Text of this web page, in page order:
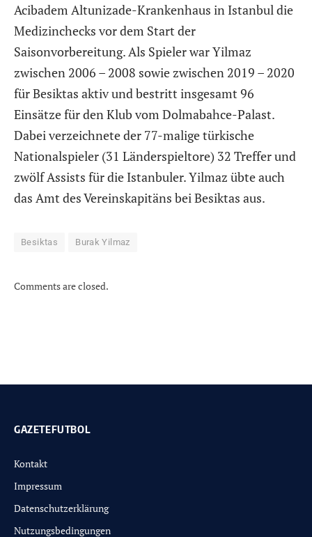
Acibadem Altunizade-Krankenhaus in Istanbul die
Medizinchecks vor dem Start der
Saisonvorbereitung. Als Spieler war Yilmaz
zwischen 2006 – 2008 sowie zwischen 2019 – 2020
für Besiktas aktiv und bestritt insgesamt 96
Einsätze für den Klub vom Dolmabahce-Palast.
Dabei verzeichnete der 77-malige türkische
Nationalspieler (31 Länderspieltore) 32 Treffer und
zwölf Assists für die Istanbuler. Yilmaz übte auch
das Amt des Vereinskapitäns bei Besiktas aus.
Besiktas Burak Yilmaz
Comments are closed.
GAZETEFUTBOL
Kontakt
Impressum
Datenschutzerklärung
Nutzungsbedingungen